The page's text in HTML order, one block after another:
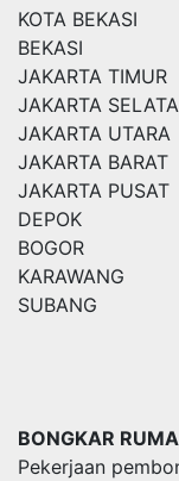
KOTA BEKASI
BEKASI
JAKARTA TIMUR
JAKARTA
JAKARTA UTARA
JAKARTA BARAT
JAKARTA PUSAT
DEPOK
BOGOR
KARAWANG
SUBANG
BONGKAR
Pekerjaan